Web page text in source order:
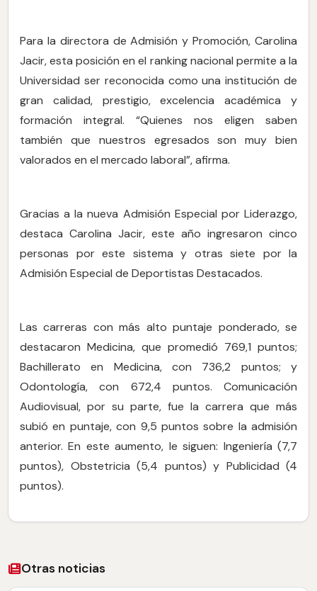
Para la directora de Admisión y Promoción, Carolina
Jacir, esta posición en el ranking nacional permite a la
Universidad ser reconocida como una institución de
gran calidad, prestigio, excelencia académica y
formación integral. “Quienes nos eligen saben
también que nuestros egresados son muy bien
valorados en el mercado laboral”, afirma.
Gracias a la nueva Admisión Especial por Liderazgo,
destaca Carolina Jacir, este año ingresaron cinco
personas por este sistema y otras siete por la
Admisión Especial de Deportistas Destacados.
Las carreras con más alto puntaje ponderado, se
destacaron Medicina, que promedió 769,1 puntos;
Bachillerato en Medicina, con 736,2 puntos; y
Odontología, con 672,4 puntos. Comunicación
Audiovisual, por su parte, fue la carrera que más
subió en puntaje, con 9,5 puntos sobre la admisión
anterior. En este aumento, le siguen: Ingeniería (7,7
puntos), Obstetricia (5,4 puntos) y Publicidad (4
puntos).
Otras noticias